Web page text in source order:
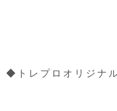
◆トレプロオリジナ